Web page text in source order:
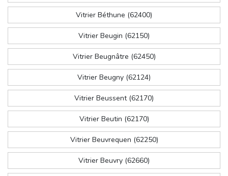
Vitrier Béthune (62400)
Vitrier Beugin (62150)
Vitrier Beugnâtre (62450)
Vitrier Beugny (62124)
Vitrier Beussent (62170)
Vitrier Beutin (62170)
Vitrier Beuvrequen (62250)
Vitrier Beuvry (62660)